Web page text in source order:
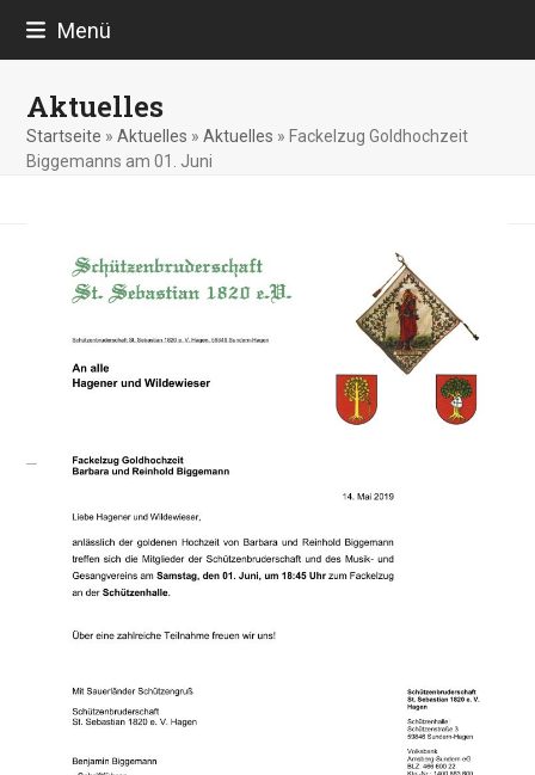
Menü
Aktuelles
Startseite »Aktuelles »Aktuelles » Fackelzug Goldhochzeit
Biggemanns am 01. Juni